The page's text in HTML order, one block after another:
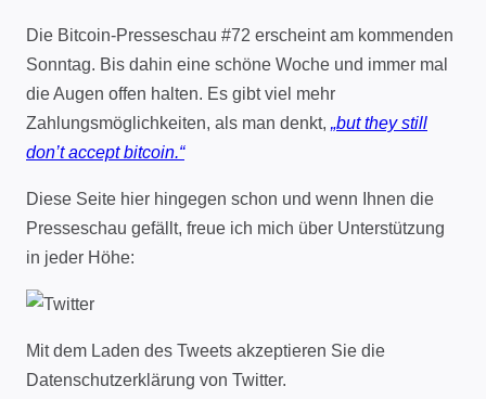
Die Bitcoin-Presseschau #72 erscheint am kommenden
Sonntag. Bis dahin eine schöne Woche und immer mal
die Augen offen halten. Es gibt viel mehr
Zahlungsmöglichkeiten, als man denkt, „but they still
don’t accept bitcoin.“
Diese Seite hier hingegen schon und wenn Ihnen die
Presseschau gefällt, freue ich mich über Unterstützung
in jeder Höhe:
Mit dem Laden des Tweets akzeptieren Sie die
Datenschutzerklärung von Twitter.